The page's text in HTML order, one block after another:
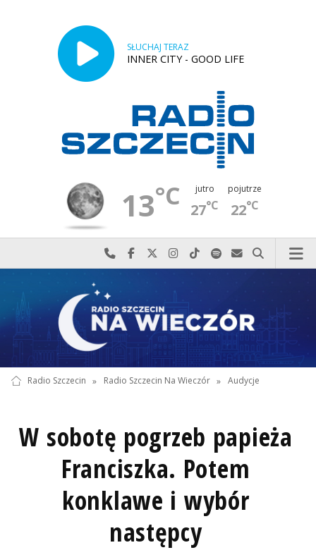
SŁUCHAJ TERAZ
INNER CITY - GOOD LIFE
13°C jutro
27°C
pojutrze
22°C
Najlepiej po prostu do nas zadzwoń
Odwiedź nas na Facebook-u
Odwiedź nas na X
Odwiedź nas na Instagram-ie
Odwiedź nas na TikTok-u
Szukaj nas na Spotify
Wyślij do nas
Szukaj
Radio Szczecin » Radio Szczecin Na Wieczór » Audycje
W sobotę pogrzeb papieża
Franciszka. Potem
konklawe i wybór
następcy